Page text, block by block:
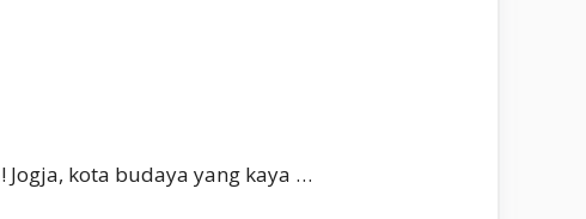
Jogja, kota budaya yang kaya …